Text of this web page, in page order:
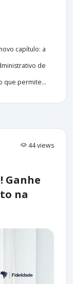
capítulo: a
de
que permite...
44 views
Ganhe
na